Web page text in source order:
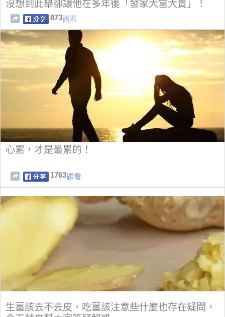
沒想到此舉卻讓他在多年後「發家大富大貴」！
873觀看
心累，才是最累的！
1763觀看
生薑該去不去皮、吃薑該注意些什麼也存在疑問，